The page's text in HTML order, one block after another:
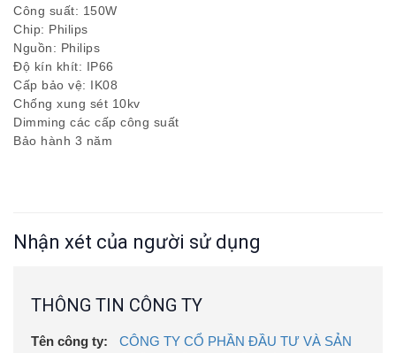
Công suất: 150W
Chip: Philips
Nguồn: Philips
Độ kín khít: IP66
Cấp bảo vệ: IK08
Chống xung sét 10kv
Dimming các cấp công suất
Bảo hành 3 năm
Nhận xét của người sử dụng
THÔNG TIN CÔNG TY
Tên công ty:
CÔNG TY CỔ PHẦN ĐẦU TƯ VÀ SẢN